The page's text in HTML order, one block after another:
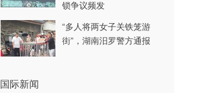
锁争议频发
“多人将两女子关铁笼游
街”，湖南汨罗警方通报
国际新闻